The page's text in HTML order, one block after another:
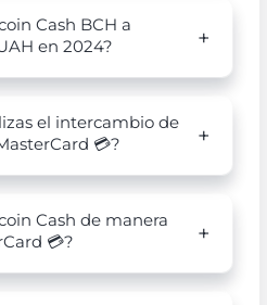
Cash BCH a
en 2024?
el intercambio de
💳?
Cash de manera
💳?